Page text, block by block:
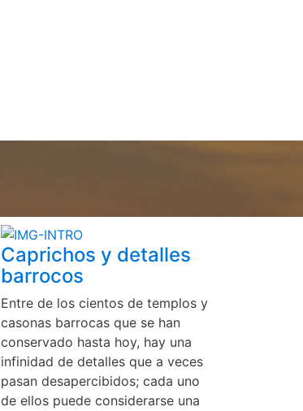
Caprichos y detalles
barrocos
Entre de los cientos de templos y
casonas barrocas que se han
conservado hasta hoy, hay una
infinidad de detalles que a veces
pasan desapercibidos; cada uno
de ellos puede considerarse una